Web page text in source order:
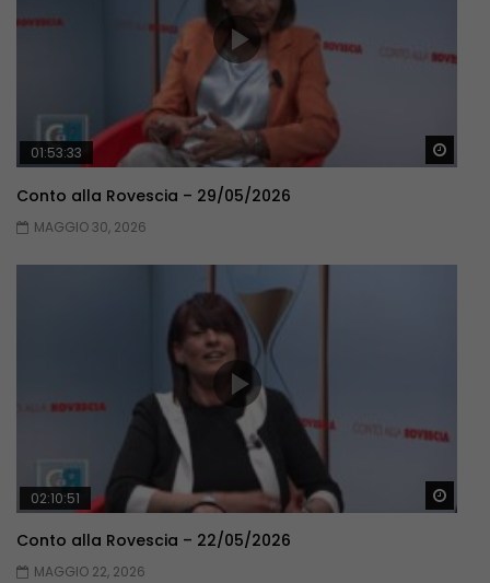
01:53:33
Conto alla Rovescia – 29/05/2026
MAGGIO 30, 2026
02:10:51
Conto alla Rovescia – 22/05/2026
MAGGIO 22, 2026